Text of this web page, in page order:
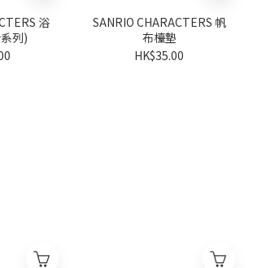
浴
列)
SANRIO CHARACTERS 帆
布檯墊
HK$35.00